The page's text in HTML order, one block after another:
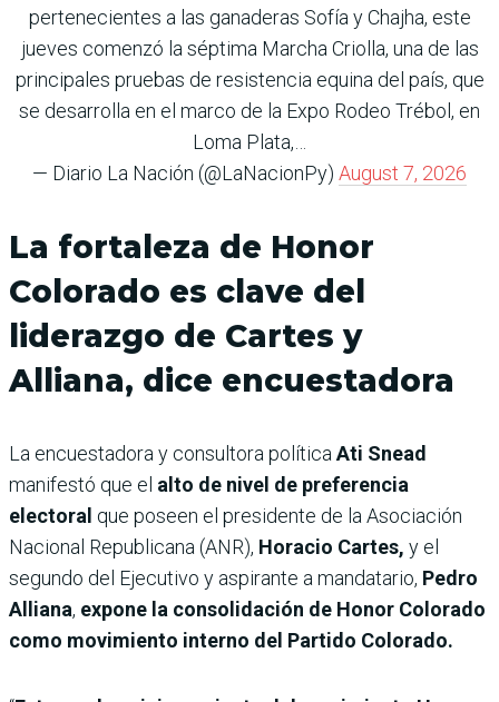
pertenecientes a las ganaderas Sofía y Chajha, este
jueves comenzó la séptima Marcha Criolla, una de las
principales pruebas de resistencia equina del país, que
se desarrolla en el marco de la Expo Rodeo Trébol, en
Loma Plata,…
— Diario La Nación (@LaNacionPy) August 7, 2026
La fortaleza de Honor
Colorado es clave del
liderazgo de Cartes y
Alliana, dice encuestadora
La encuestadora y consultora políticaAti Snead
manifestó que el alto de nivel de preferencia
electoral que poseen el presidente de la Asociación
Nacional Republicana (ANR), Horacio Cartes, y el
segundo del Ejecutivo y aspirante a mandatario, Pedro
Alliana, expone la consolidación de Honor Colorado
como movimiento interno del Partido Colorado.